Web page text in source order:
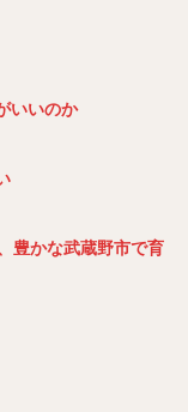
いいのか
豊かな武蔵野市で育